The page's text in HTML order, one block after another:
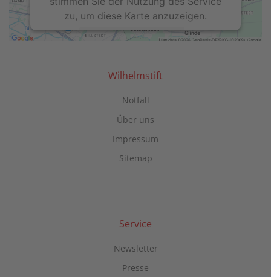
zu, um diese Karte anzuzeigen.
Mehr Informationen
Akzeptieren
Management Platform
Wilhelmstift
Notfall
Über uns
Impressum
Sitemap
Service
Newsletter
Presse